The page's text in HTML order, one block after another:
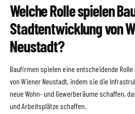
Welche Rolle spielen
Stadtentwicklung von
Neustadt?
Baufirmen spielen eine entscheidende
von Wiener Neustadt, indem sie die
neue Wohn- und Gewerberäume schaffen,
und Arbeitsplätze schaffen.